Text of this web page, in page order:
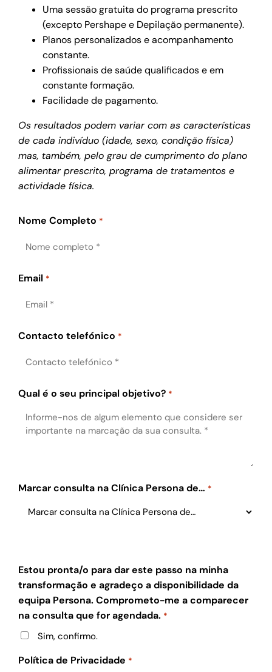
Uma sessão gratuita do programa prescrito
(excepto Pershape e Depilação permanente).
Planos personalizados e acompanhamento
constante.
Profissionais de saúde qualificados e em
constante formação.
Facilidade de pagamento.
Os resultados podem variar com as características
de cada indivíduo (idade, sexo, condição física)
mas, também, pelo grau de cumprimento do plano
alimentar prescrito, programa de tratamentos e
actividade física.
Nome Completo *
Email *
Contacto telefónico *
Qual é o seu principal objetivo? *
Marcar consulta na Clínica Persona de… *
Estou pronta/o para dar este passo na minha
transformação e agradeço a disponibilidade da
equipa Persona. Comprometo-me a comparecer
na consulta que for agendada. *
Sim, confirmo.
Política de Privacidade *